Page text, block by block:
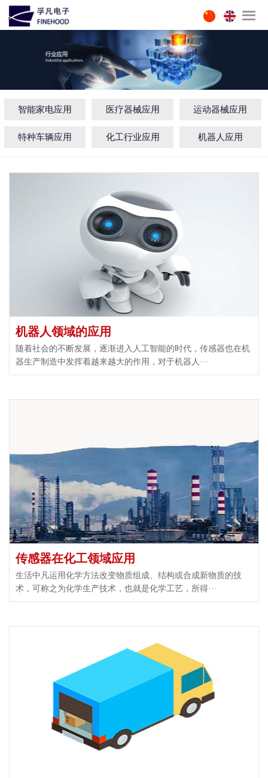
智能家电应用 医疗器械应用 运动器械应用
特种车辆应用 化工行业应用 机器人应用
机器人领域的应用
随着社会的不断发展，逐渐进入人工智能的时代，传感器也在机
器生产制造中发挥着越来越大的作用，对于机器人···
传感器在化工领域应用
生活中凡运用化学方法改变物质组成、结构或合成新物质的技
术，可称之为化学生产技术，也就是化学工艺，所得···